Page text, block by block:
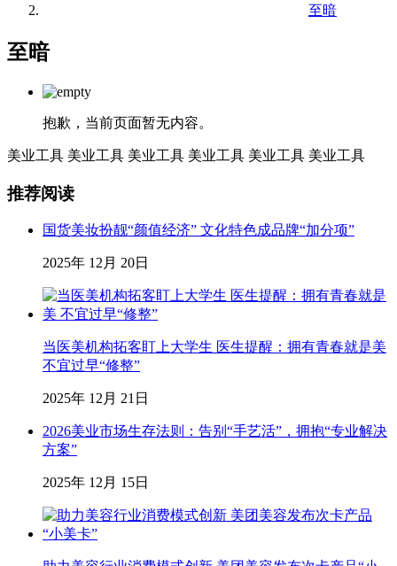
至暗
至暗
抱歉，当前页面暂无内容。
美业工具 美业工具 美业工具 美业工具 美业工具 美业工具
推荐阅读
国货美妆扮靓“颜值经济” 文化特色成品牌“加分项”
2025年 12月 20日
当医美机构拓客盯上大学生 医生提醒：拥有青春就是美
不宜过早“修整”
2025年 12月 21日
2026美业市场生存法则：告别“手艺活”，拥抱“专业解决
方案”
2025年 12月 15日